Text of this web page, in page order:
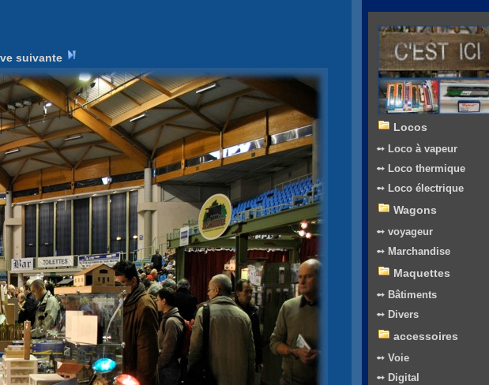
Locos
➻ Loco à vapeur
➻ Loco thermique
➻ Loco électrique
Wagons
➻ voyageur
➻ Marchandise
Maquettes
➻ Bâtiments
➻ Divers
accessoires
➻ Voie
➻ Digital